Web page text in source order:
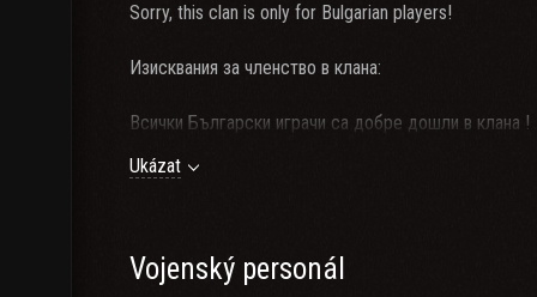
Sorry, this clan is only for Bulgarian players!
Изисквания за членство в клана:
Всички Български играчи са добре дошли в клана !
готови танкове за укрепления 6тиер и 8тиер
Ukázat
Vojenský personál